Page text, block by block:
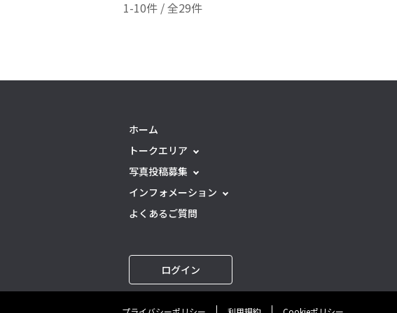
1-10件 / 全29件
ホーム
トークエリア
写真投稿募集
インフォメーション
よくあるご質問
ログイン